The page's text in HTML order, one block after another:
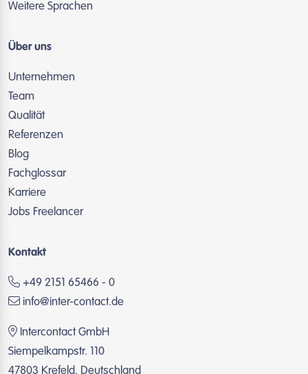
Weitere Sprachen
Über uns
Unternehmen
Team
Qualität
Referenzen
Blog
Fachglossar
Karriere
Jobs Freelancer
Kontakt
+49 2151 65466 - 0
info@inter-contact.de
Intercontact GmbH
Siempelkampstr. 110
47803 Krefeld, Deutschland